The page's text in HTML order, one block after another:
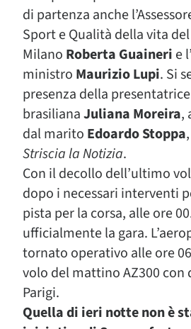
di partenza anche
Sport e Qualità della vita
Milano Roberta Guaineri e
ministro Maurizio Lupi. Si
presenza della
brasilianaJuliana Moreira,
dal marito Edoardo Stoppa
Striscia la Notizia.
Con il decollo dell’ultimo
dopo i necessari interventi
pista per la corsa, alle ore
ufficialmente la gara.
tornato operativo alle ore
volo del mattino AZ300 con
Parigi.
Quella di ieri notte non è